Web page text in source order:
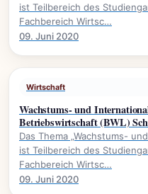
ist Teilbereich des
Fachbereich Wirtsc…
09. Juni 2020
Wirtschaft
Wachstums- und
Betriebswirtschaft (BWL)
Das Thema „Wachstums-
ist Teilbereich des
Fachbereich Wirtsc…
09. Juni 2020